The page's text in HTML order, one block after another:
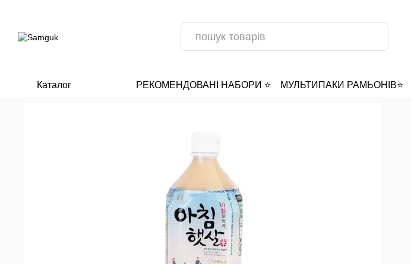
Каталог РЕКОМЕНДОВАНІ НАБОРИ ⭐️ МУЛЬТИПАКИ РАМЬОНІВ⭐